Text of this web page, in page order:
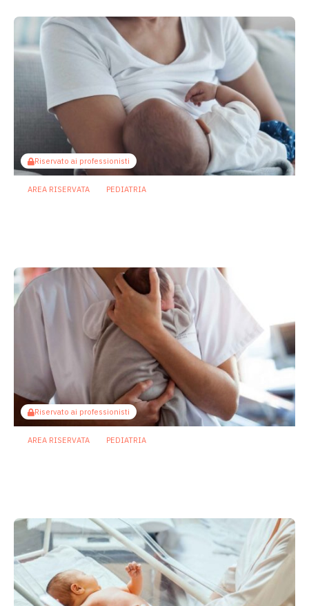
Riservato ai professionisti
AREA RISERVATA PEDIATRIA
Riservato ai professionisti
AREA RISERVATA PEDIATRIA